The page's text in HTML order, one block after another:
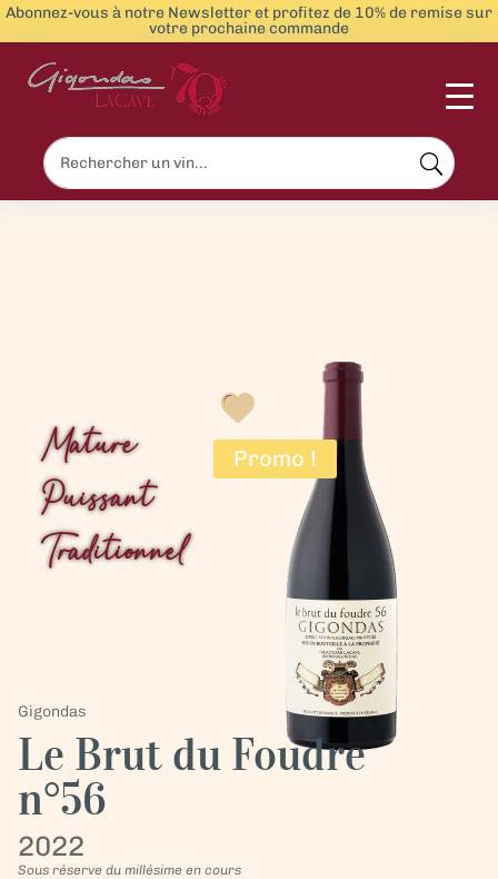
Abonnez-vous à notre Newsletter et profitez de 10% de remise sur
votre prochaine commande
Mature
Puissant
Traditionnel
Promo !
Gigondas
Le Brut du Foudre
n°56
2022
Sous réserve du millésime en cours